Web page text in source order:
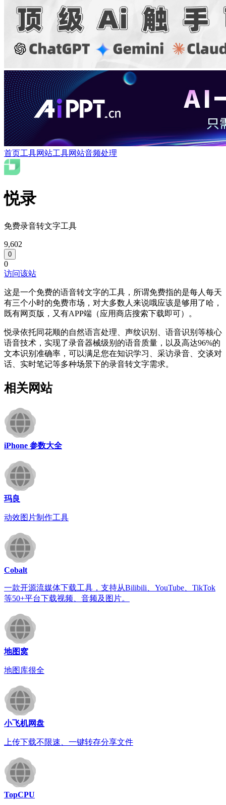
首页工具网站工具网站音频处理
悦录
免费录音转文字工具
9,602
0
0
访问该站
这是一个免费的语音转文字的工具，所谓免费指的是每人每天
有三个小时的免费市场，对大多数人来说哦应该是够用了哈，
既有网页版，又有APP端（应用商店搜索下载即可）。
悦录依托同花顺的自然语言处理、声纹识别、语音识别等核心
语音技术，实现了录音器械级别的语音质量，以及高达96%的
文本识别准确率，可以满足您在知识学习、采访录音、交谈对
话、实时笔记等多种场景下的录音转文字需求。
相关网站
iPhone 参数大全
玛良
动效图片制作工具
Cobalt
一款开源流媒体下载工具，支持从Bilibili、YouTube、TikTok
等50+平台下载视频、音频及图片。
地图窝
地图库很全
小飞机网盘
上传下载不限速、一键转存分享文件
TopCPU